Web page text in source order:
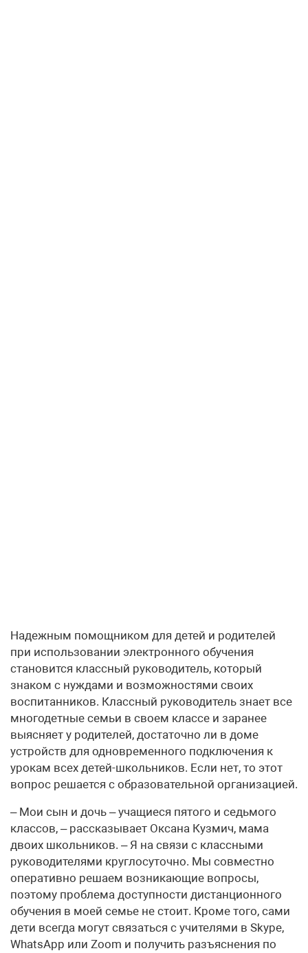
Надежным помощником для детей и родителей
при использовании электронного обучения
становится классный руководитель, который
знаком с нуждами и возможностями своих
воспитанников. Классный руководитель знает все
многодетные семьи в своем классе и заранее
выясняет у родителей, достаточно ли в доме
устройств для одновременного подключения к
урокам всех детей-школьников. Если нет, то этот
вопрос решается с образовательной организацией.
– Мои сын и дочь – учащиеся пятого и седьмого
классов, – рассказывает Оксана Кузмич, мама
двоих школьников. – Я на связи с классными
руководителями круглосуточно. Мы совместно
оперативно решаем возникающие вопросы,
поэтому проблема доступности дистанционного
обучения в моей семье не стоит. Кроме того, сами
дети всегда могут связаться с учителями в Skype,
WhatsApp или Zoom и получить разъяснения по